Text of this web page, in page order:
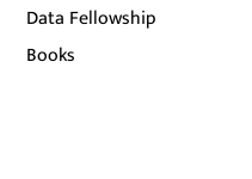
Data Fellowship
Books